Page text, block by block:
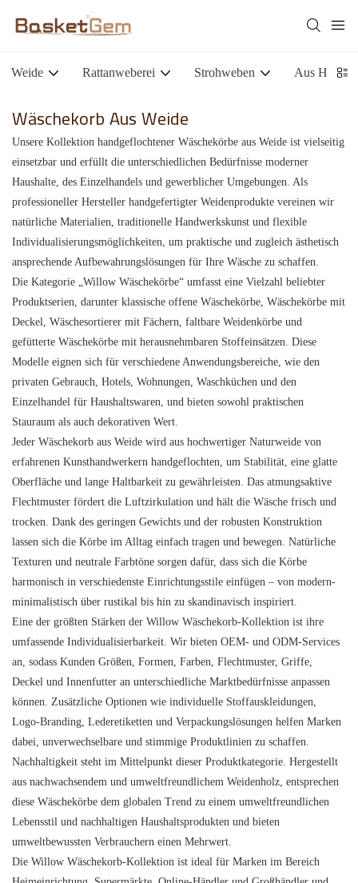
Weide Rattanweberei Strohweben Aus Holz
Wäschekorb Aus Weide
Unsere Kollektion handgeflochtener Wäschekörbe aus Weide ist vielseitig
einsetzbar und erfüllt die unterschiedlichen Bedürfnisse moderner
Haushalte, des Einzelhandels und gewerblicher Umgebungen. Als
professioneller Hersteller handgefertigter Weidenprodukte vereinen wir
natürliche Materialien, traditionelle Handwerkskunst und flexible
Individualisierungsmöglichkeiten, um praktische und zugleich ästhetisch
ansprechende Aufbewahrungslösungen für Ihre Wäsche zu schaffen.
Die Kategorie „Willow Wäschekörbe“ umfasst eine Vielzahl beliebter
Produktserien, darunter klassische offene Wäschekörbe, Wäschekörbe mit
Deckel, Wäschesortierer mit Fächern, faltbare Weidenkörbe und
gefütterte Wäschekörbe mit herausnehmbaren Stoffeinsätzen. Diese
Modelle eignen sich für verschiedene Anwendungsbereiche, wie den
privaten Gebrauch, Hotels, Wohnungen, Waschküchen und den
Einzelhandel für Haushaltswaren, und bieten sowohl praktischen
Stauraum als auch dekorativen Wert.
Jeder Wäschekorb aus Weide wird aus hochwertiger Naturweide von
erfahrenen Kunsthandwerkern handgeflochten, um Stabilität, eine glatte
Oberfläche und lange Haltbarkeit zu gewährleisten. Das atmungsaktive
Flechtmuster fördert die Luftzirkulation und hält die Wäsche frisch und
trocken. Dank des geringen Gewichts und der robusten Konstruktion
lassen sich die Körbe im Alltag einfach tragen und bewegen. Natürliche
Texturen und neutrale Farbtöne sorgen dafür, dass sich die Körbe
harmonisch in verschiedenste Einrichtungsstile einfügen – von modern-
minimalistisch über rustikal bis hin zu skandinavisch inspiriert.
Eine der größten Stärken der Willow Wäschekorb-Kollektion ist ihre
umfassende Individualisierbarkeit. Wir bieten OEM- und ODM-Services
an, sodass Kunden Größen, Formen, Farben, Flechtmuster, Griffe,
Deckel und Innenfutter an unterschiedliche Marktbedürfnisse anpassen
können. Zusätzliche Optionen wie individuelle Stoffauskleidungen,
Logo-Branding, Lederetiketten und Verpackungslösungen helfen Marken
dabei, unverwechselbare und stimmige Produktlinien zu schaffen.
Nachhaltigkeit steht im Mittelpunkt dieser Produktkategorie. Hergestellt
aus nachwachsendem und umweltfreundlichem Weidenholz, entsprechen
diese Wäschekörbe dem globalen Trend zu einem umweltfreundlichen
Lebensstil und nachhaltigen Haushaltsprodukten und bieten
umweltbewussten Verbrauchern einen Mehrwert.
Die Willow Wäschekorb-Kollektion ist ideal für Marken im Bereich